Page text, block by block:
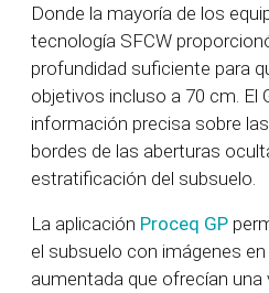
Donde la mayoría de los
tecnología SFCW
profundidad suficiente para
objetivos incluso a 70 cm. El
información precisa sobre
bordes de las aberturas
estratificación del subsuelo.
La aplicación Proceq GP
el subsuelo con imágenes en
aumentada que ofrecían una